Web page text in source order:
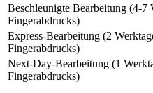
Beschleunigte Bearbeitung (4-7
Fingerabdrucks)
Express-Bearbeitung (2
Fingerabdrucks)
Next-Day-Bearbeitung (1
Fingerabdrucks)